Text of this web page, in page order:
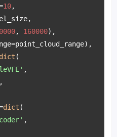
10,
, 160000),
dict (
,
,
dict (
,